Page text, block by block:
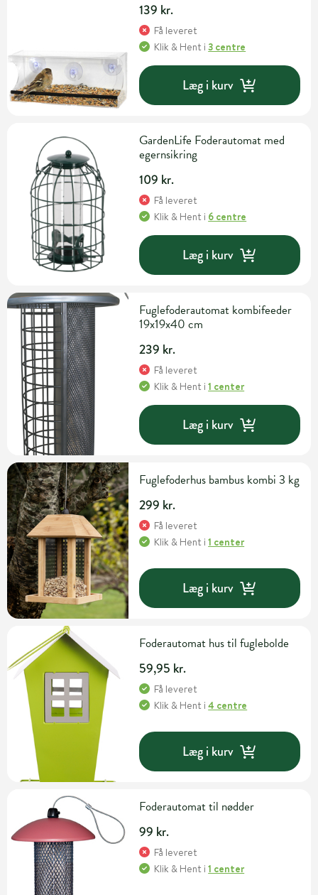
139 kr.
Få leveret
Klik & Hent i3 centre
Læg i kurv
GardenLife Foderautomat med
egernsikring
109 kr.
Få leveret
Klik & Hent i 6 centre
Læg i kurv
Fuglefoderautomat kombifeeder
19x19x40 cm
239 kr.
Få leveret
Klik & Hent i1 center
Læg i kurv
Fuglefoderhus bambus kombi 3 kg
299 kr.
Få leveret
Klik & Hent i1 center
Læg i kurv
Foderautomat hus til fuglebolde
59,95 kr.
Få leveret
Klik & Hent i4 centre
Læg i kurv
Foderautomat til nødder
99 kr.
Få leveret
Klik & Hent i1 center